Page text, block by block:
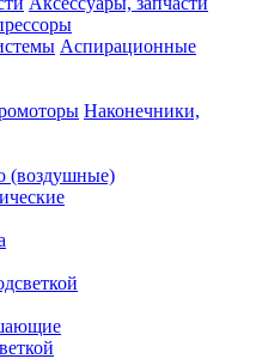
Аспирационные
Наконечники,
(воздушные)